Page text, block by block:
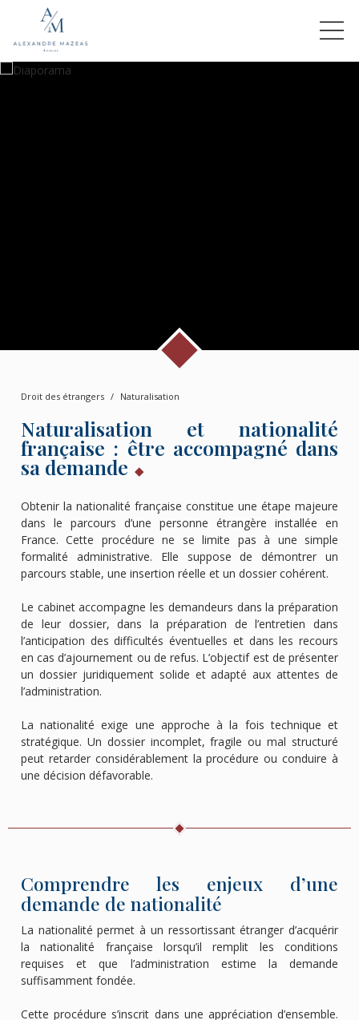
Droit des étrangers Naturalisation
Naturalisation et nationalité
française : être accompagné dans
sa demande
Obtenir la nationalité française constitue une étape majeure
dans le parcours d’une personne étrangère installée en
France. Cette procédure ne se limite pas à une simple
formalité administrative. Elle suppose de démontrer un
parcours stable, une insertion réelle et un dossier cohérent.
Le cabinet accompagne les demandeurs dans la préparation
de leur dossier, dans la préparation de l’entretien dans
l’anticipation des difficultés éventuelles et dans les recours
en cas d’ajournement ou de refus. L’objectif est de présenter
un dossier juridiquement solide et adapté aux attentes de
l’administration.
La nationalité exige une approche à la fois technique et
stratégique. Un dossier incomplet, fragile ou mal structuré
peut retarder considérablement la procédure ou conduire à
une décision défavorable.
Comprendre les enjeux d’une
demande de nationalité
La nationalité permet à un ressortissant étranger d’acquérir
la nationalité française lorsqu’il remplit les conditions
requises et que l’administration estime la demande
suffisamment fondée.
Cette procédure s’inscrit dans une appréciation d’ensemble.